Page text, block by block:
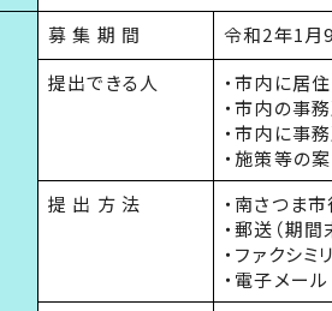
募 集 期 間
令和2年1月
提出できる人
・市内に居
・市内の事
・市内に事
・施策等の
提 出 方 法
・南さつま
・郵送（期
・ファクシ
・電子メー